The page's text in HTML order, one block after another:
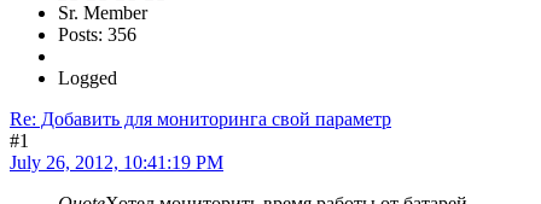
Sr. Member
Posts: 356
Logged
Re: Добавить для мониторинга свой параметр
#1
July 26, 2012, 10:41:19 PM